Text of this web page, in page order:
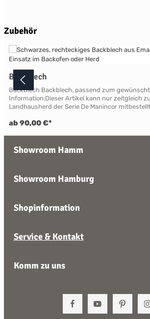
Produktgalerie überspringen
Zubehör
Backblech
Backblech Backblech, passend zum
Information:Dieser Artikel kann nur zeitgleich
Landhausherd der Serie De Manincor
ab 90,00 €*
Showroom Hamm
Showroom Hamburg
Shopinformation
Service & Kontakt
Komm zu uns